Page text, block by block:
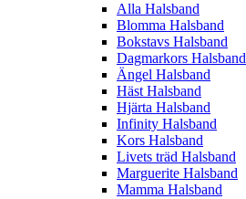
Alla Halsband
Blomma Halsband
Bokstavs Halsband
Dagmarkors Halsband
Ängel Halsband
Häst Halsband
Hjärta Halsband
Infinity Halsband
Kors Halsband
Livets träd Halsband
Marguerite Halsband
Mamma Halsband